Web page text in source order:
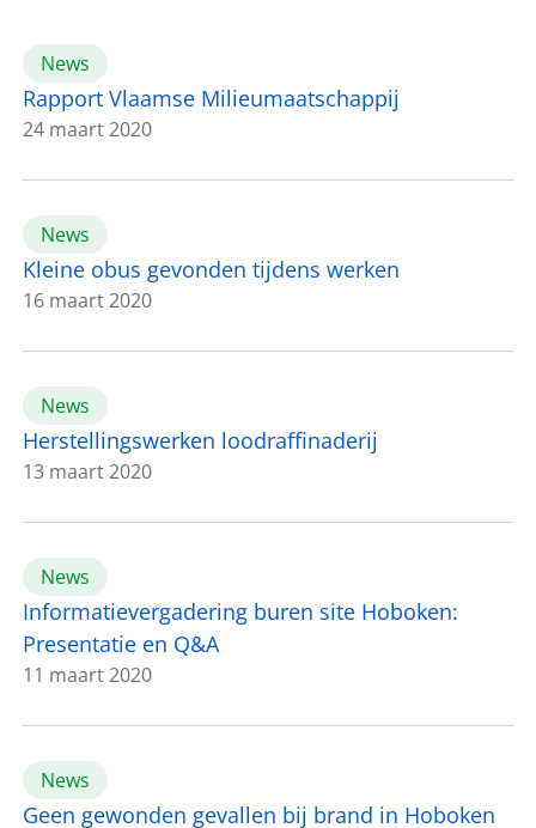
News
Rapport Vlaamse Milieumaatschappij
24 maart 2020
News
Kleine obus gevonden tijdens werken
16 maart 2020
News
Herstellingswerken loodraffinaderij
13 maart 2020
News
Informatievergadering buren site Hoboken:
Presentatie en Q&A
11 maart 2020
News
Geen gewonden gevallen bij brand in Hoboken